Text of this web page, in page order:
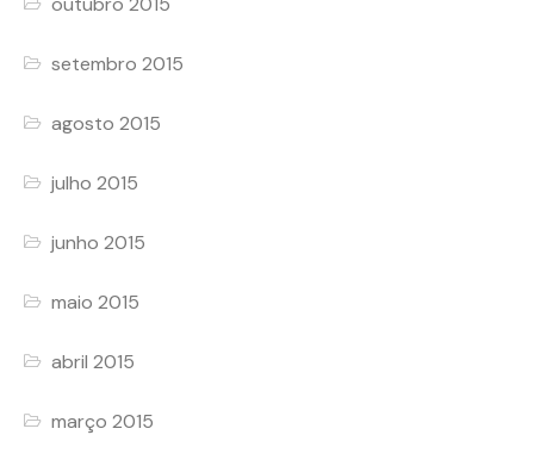
setembro 2015
agosto 2015
julho 2015
junho 2015
maio 2015
abril 2015
março 2015